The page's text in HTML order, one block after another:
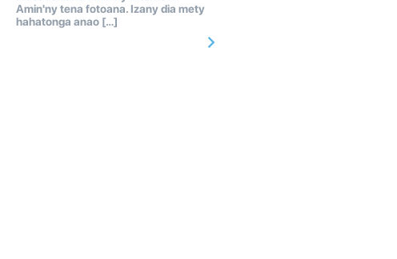
Amin'ny tena fotoana. Izany dia mety
hahatonga anao […]